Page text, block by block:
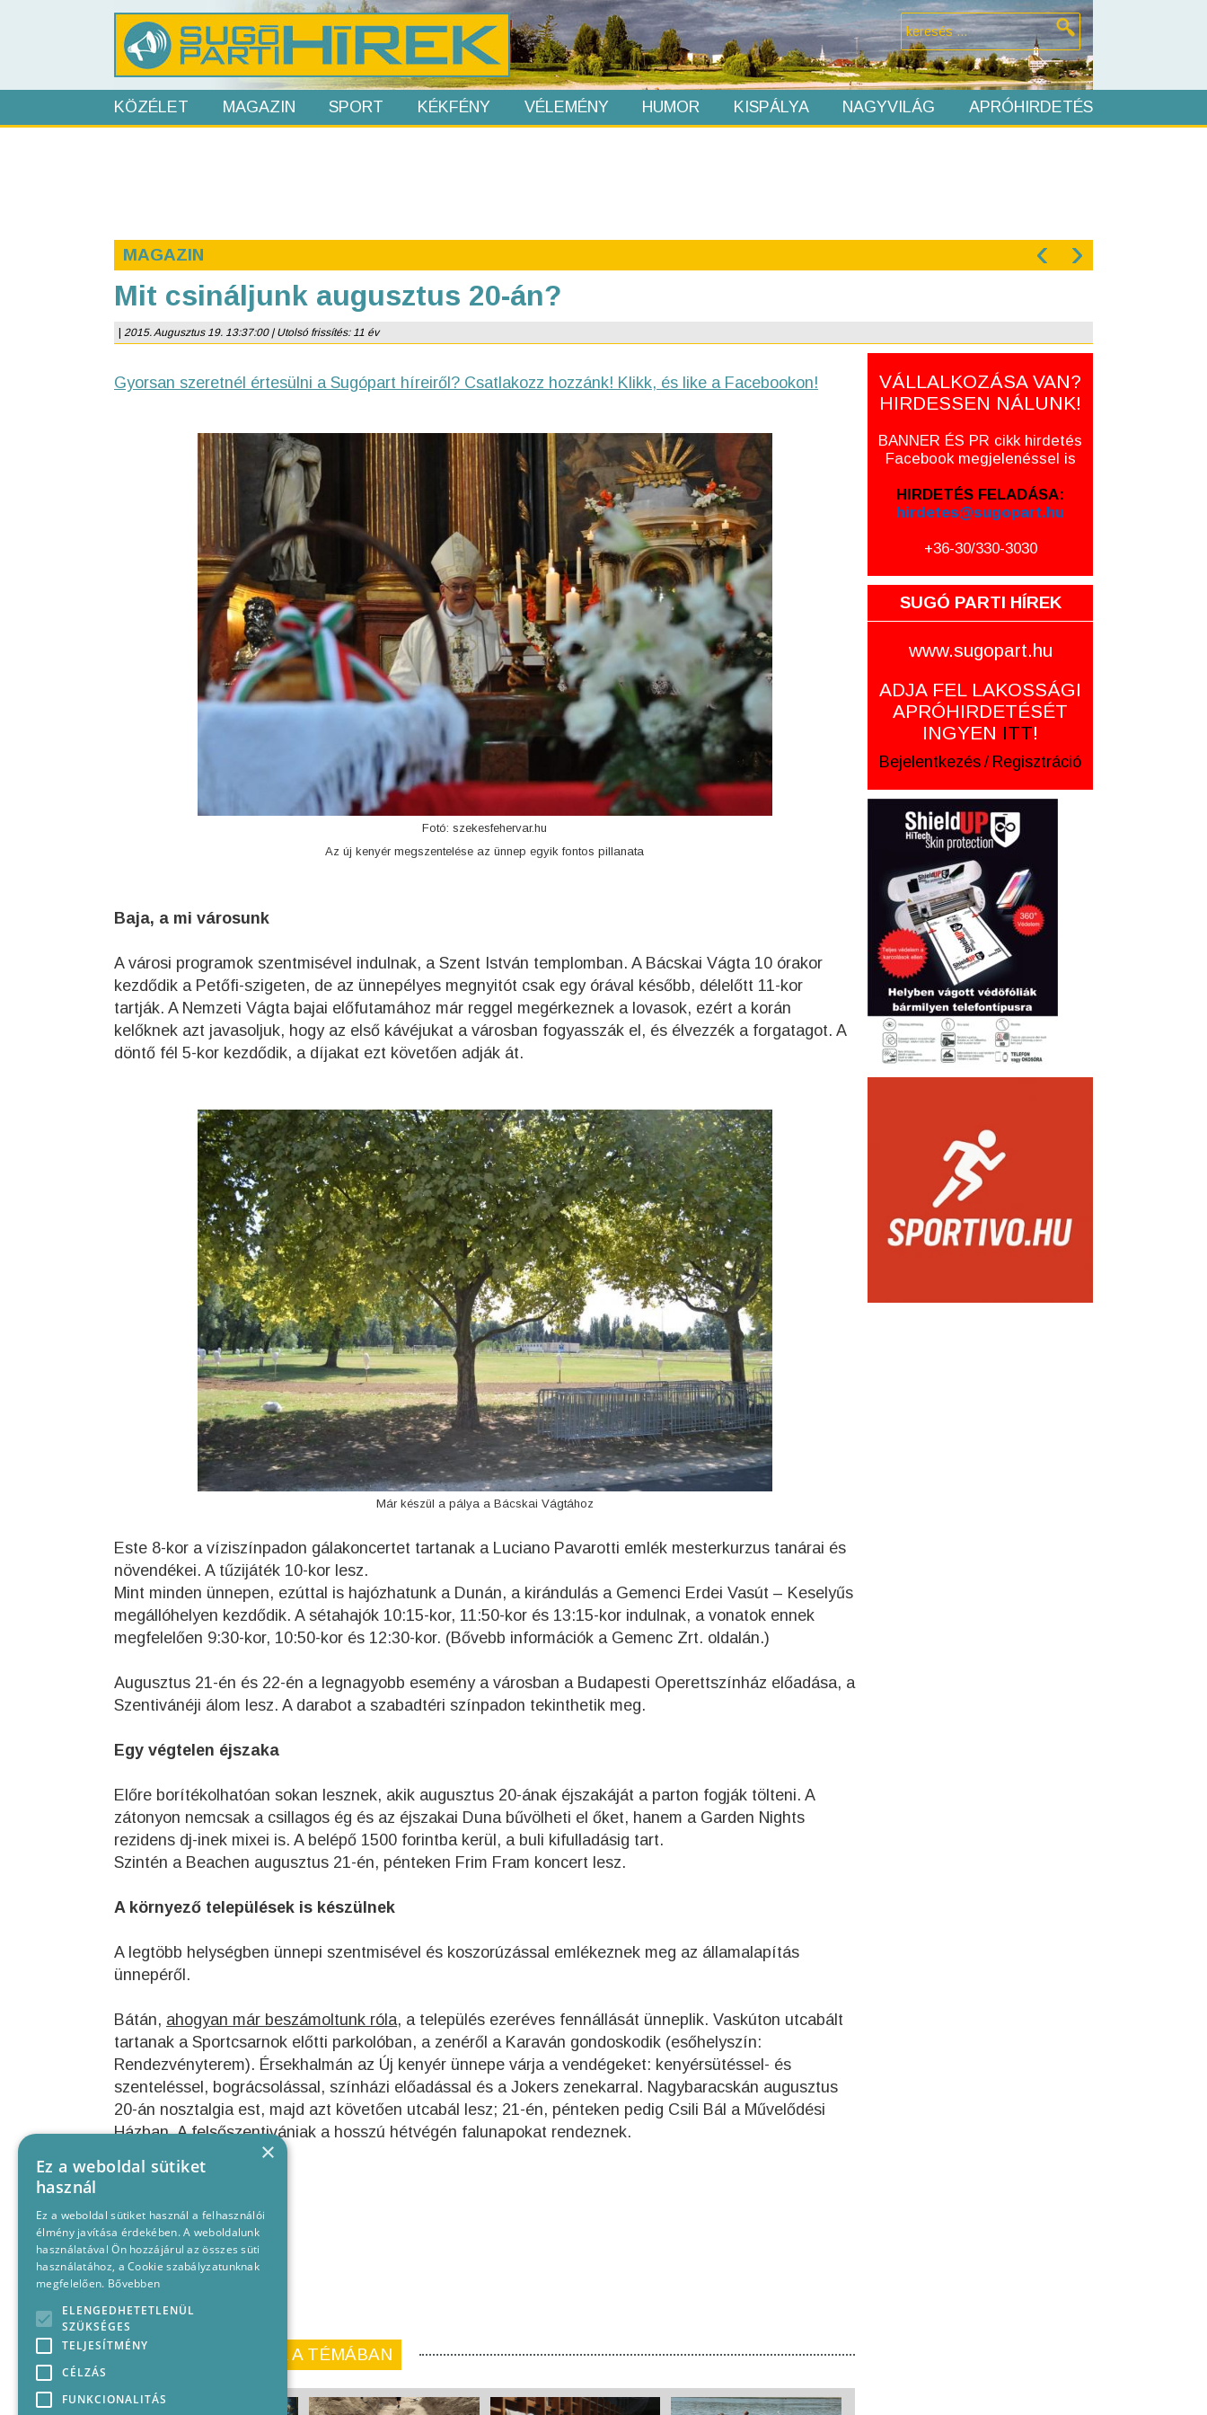
KÖZÉLET MAGAZIN SPORT KÉKFÉNY VÉLEMÉNY HUMOR KISPÁLYA NAGYVILÁG APRÓHIRDETÉS
MAGAZIN ‹ ›
Mit csináljunk augusztus 20-án?
2015. Augusztus 19. 13:37:00 | Utolsó frissítés: 11 év
Gyorsan szeretnél értesülni a Sugópart híreiről? Csatlakozz hozzánk! Klikk, és like a Facebookon!
Fotó: szekesfehervar.hu
Az új kenyér megszentelése az ünnep egyik fontos pillanata
Baja, a mi városunk
A városi programok szentmisével indulnak, a Szent István templomban. A Bácskai Vágta 10 órakor
kezdődik a Petőfi-szigeten, de az ünnepélyes megnyitót csak egy órával később, délelőtt 11-kor
tartják. A Nemzeti Vágta bajai előfutamához már reggel megérkeznek a lovasok, ezért a korán
kelőknek azt javasoljuk, hogy az első kávéjukat a városban fogyasszák el, és élvezzék a forgatagot. A
döntő fél 5-kor kezdődik, a díjakat ezt követően adják át.
Már készül a pálya a Bácskai Vágtához
Este 8-kor a víziszínpadon gálakoncertet tartanak a Luciano Pavarotti emlék mesterkurzus tanárai és
növendékei. A tűzijáték 10-kor lesz.
Mint minden ünnepen, ezúttal is hajózhatunk a Dunán, a kirándulás a Gemenci Erdei Vasút – Keselyűs
megállóhelyen kezdődik. A sétahajók 10:15-kor, 11:50-kor és 13:15-kor indulnak, a vonatok ennek
megfelelően 9:30-kor, 10:50-kor és 12:30-kor. (Bővebb információk a Gemenc Zrt. oldalán.)
Augusztus 21-én és 22-én a legnagyobb esemény a városban a Budapesti Operettszínház előadása, a
Szentivánéji álom lesz. A darabot a szabadtéri színpadon tekinthetik meg.
Egy végtelen éjszaka
Előre borítékolhatóan sokan lesznek, akik augusztus 20-ának éjszakáját a parton fogják tölteni. A
zátonyon nemcsak a csillagos ég és az éjszakai Duna bűvölheti el őket, hanem a Garden Nights
rezidens dj-inek mixei is. A belépő 1500 forintba kerül, a buli kifulladásig tart.
Szintén a Beachen augusztus 21-én, pénteken Frim Fram koncert lesz.
A környező települések is készülnek
A legtöbb helységben ünnepi szentmisével és koszorúzással emlékeznek meg az államalapítás
ünnepéről.
Bátán, ahogyan már beszámoltunk róla, a település ezeréves fennállását ünneplik. Vaskúton utcabált
tartanak a Sportcsarnok előtti parkolóban, a zenéről a Karaván gondoskodik (esőhelyszín:
Rendezvényterem). Érsekhalmán az Új kenyér ünnepe várja a vendégeket: kenyérsütéssel- és
szenteléssel, bográcsolással, színházi előadással és a Jokers zenekarral. Nagybaracskán augusztus
20-án nosztalgia est, majd azt követően utcabál lesz; 21-én, pénteken pedig Csili Bál a Művelődési
Házban. A felsőszentivániak a hosszú hétvégén falunapokat rendeznek.
Főoldali kép: boon.hu
KORÁBBI CIKKEINK A TÉMÁBAN
VÁLLALKOZÁSA VAN?
HIRDESSEN NÁLUNK!
BANNER ÉS PR cikk hirdetés
Facebook megjelenéssel is
HIRDETÉS FELADÁSA:
hirdetes@sugopart.hu
+36-30/330-3030
SUGÓ PARTI HÍREK
www.sugopart.hu
ADJA FEL LAKOSSÁGI
APRÓHIRDETÉSÉT
INGYEN ITT!
Bejelentkezés / Regisztráció
×
Ez a weboldal sütiket
használ
Ez a weboldal sütiket használ a felhasználói
élmény javítása érdekében. A weboldalunk
használatával Ön hozzájárul az összes süti
használatához, a Cookie szabályzatunknak
megfelelően. Bővebben
ELENGEDHETETLENÜL
SZÜKSÉGES
TELJESÍTMÉNY
CÉLZÁS
FUNKCIONALITÁS